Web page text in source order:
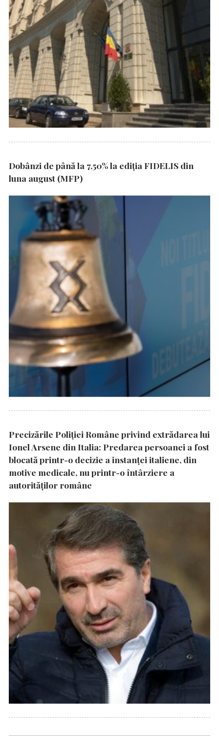
Dobânzi de până la 7,50% la ediția FIDELIS din
luna august (MFP)
Precizările Poliţiei Române privind extrădarea lui
Ionel Arsene din Italia: Predarea persoanei a fost
blocată printr-o decizie a instanţei italiene, din
motive medicale, nu printr-o întârziere a
autorităţilor române